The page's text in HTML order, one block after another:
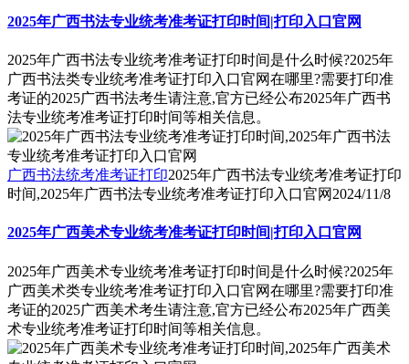
2025年广西书法专业统考准考证打印时间|打印入口官网
2025年广西书法专业统考准考证打印时间是什么时候?2025年
广西书法类专业统考准考证打印入口官网在哪里?需要打印准
考证的2025广西书法考生请注意,官方已经公布2025年广西书
法专业统考准考证打印时间等相关信息。
广西书法统考准考证打印2025年广西书法专业统考准考证打印
时间,2025年广西书法专业统考准考证打印入口官网 2024/11/8
2025年广西美术专业统考准考证打印时间|打印入口官网
2025年广西美术专业统考准考证打印时间是什么时候?2025年
广西美术类专业统考准考证打印入口官网在哪里?需要打印准
考证的2025广西美术考生请注意,官方已经公布2025年广西美
术专业统考准考证打印时间等相关信息。